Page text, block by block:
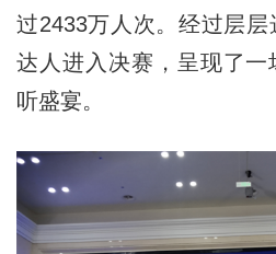
过2433万人次。经过层
达人进入决赛，呈现了
听盛宴。